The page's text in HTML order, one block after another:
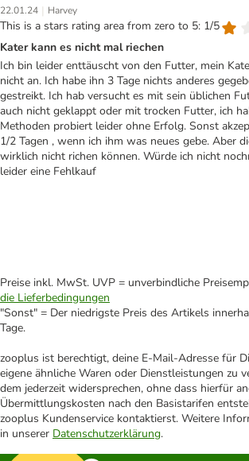
22.01.24 | Harvey
This is a stars rating area from zero to 5: 1/5
Kater kann es nicht mal riechen
Ich bin leider enttäuscht von den Futter, mein
nicht an. Ich habe ihn 3 Tage nichts anderes
gestreikt. Ich hab versucht es mit sein üblichen
auch nicht geklappt oder mit trocken Futter, ich
Methoden probiert leider ohne Erfolg. Sonst
1/2 Tagen , wenn ich ihm was neues gebe. Aber
wirklich nicht richen können. Würde ich nicht
leider eine Fehlkauf
Preise inkl. MwSt. UVP = unverbindliche
die Lieferbedingungen
"Sonst" = Der niedrigste Preis des Artikels
Tage.
zooplus ist berechtigt, deine E-Mail-Adresse für
eigene ähnliche Waren oder Dienstleistungen zu
dem jederzeit widersprechen, ohne dass hierfür
Übermittlungskosten nach den Basistarifen
zooplus Kundenservice kontaktierst. Weitere
in unserer Datenschutzerklärung.